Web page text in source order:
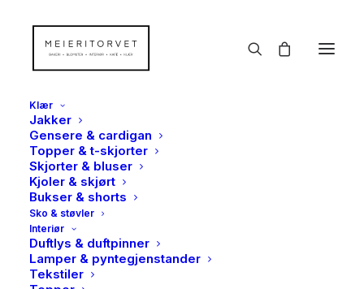
Klær
Jakker
Gensere & cardigan
Topper & t-skjorter
Skjorter & bluser
Kjoler & skjørt
Bukser & shorts
Sko & støvler
Interiør
Duftlys & duftpinner
Lamper & pyntegjenstander
Tekstiler